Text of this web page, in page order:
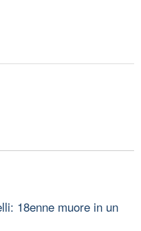
18enne muore in un